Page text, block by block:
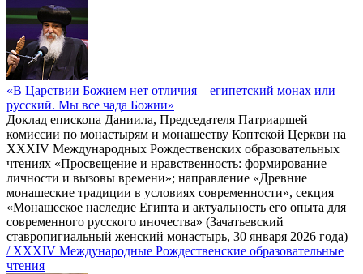
«В Царствии Божием нет отличия – египетский монах или
русский. Мы все чада Божии»
Доклад епископа Даниила, Председателя Патриаршей
комиссии по монастырям и монашеству Коптской Церкви на
XXXIV Международных Рождественских образовательных
чтениях «Просвещение и нравственность: формирование
личности и вызовы времени»; направление «Древние
монашеские традиции в условиях современности», секция
«Монашеское наследие Египта и актуальность его опыта для
современного русского иночества» (Зачатьевский
ставропигиальный женский монастырь, 30 января 2026 года)
/ XXXIV Международные Рождественские образовательные
чтения